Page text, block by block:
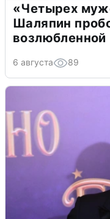
«Четырех
Шаляпин
возлюбленной
6 августа 89